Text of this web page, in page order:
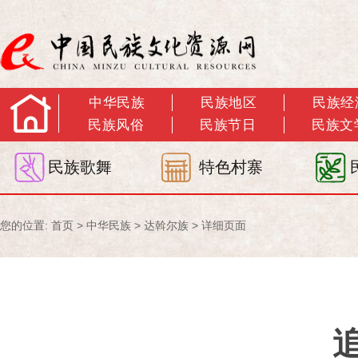
中华民族 民族地区
民族经
民族风俗
民族节日 民族文
民族歌舞 特色村寨
您的位置: 首页 > 中华民族 > 达斡尔族 > 详细页面